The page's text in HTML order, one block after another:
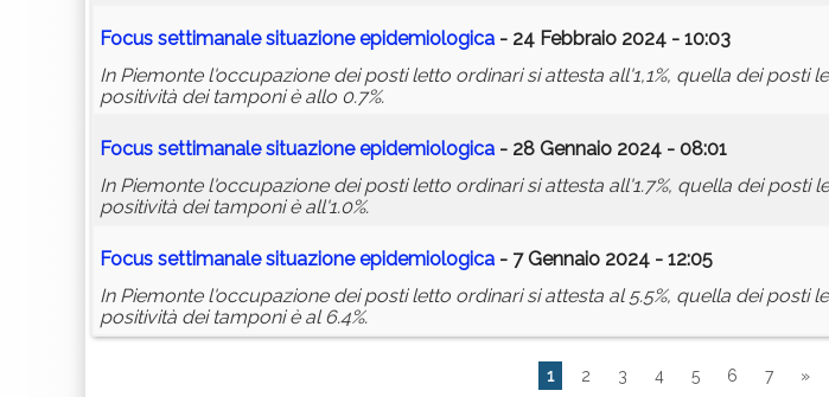
Focus settimanale situazione epidemiologica - 24 Febbraio 2024 - 10:03
In Piemonte l'occupazione dei posti letto ordinari si attesta all'1,1%, quella dei posti
positività dei tamponi è allo 0.7%.
Focus settimanale situazione epidemiologica - 28 Gennaio 2024 - 08:01
In Piemonte l'occupazione dei posti letto ordinari si attesta all'1.7%, quella dei posti
positività dei tamponi è all'1.0%.
Focus settimanale situazione epidemiologica - 7 Gennaio 2024 - 12:05
In Piemonte l'occupazione dei posti letto ordinari si attesta al 5.5%, quella dei posti
positività dei tamponi è al 6.4%.
1 2 3 4 5 6 7 »